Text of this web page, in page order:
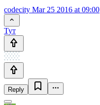
codecity Mar 25 2016 at 09:00
Тут
Reply